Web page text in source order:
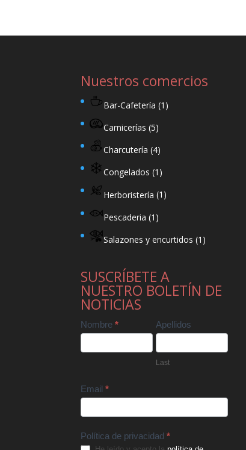
Nuestros comercios
Bar-Cafetería (1)
Carnicerías (5)
Charcutería (4)
Congelados (1)
Herboristería (1)
Pescaderia (1)
Salazones y encurtidos (1)
SUSCRÍBETE A
NUESTRO BOLETÍN DE
NOTICIAS
Contact
Us
Nombre* Apellidos
Last
Email*
Política de privacidad*